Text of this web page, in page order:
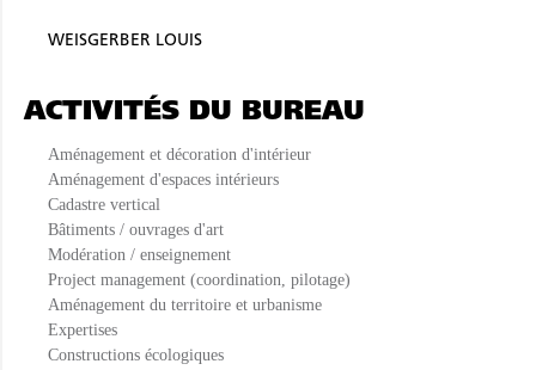
WEISGERBER LOUIS
ACTIVITÉS DU BUREAU
Aménagement et décoration d'intérieur
Aménagement d'espaces intérieurs
Cadastre vertical
Bâtiments / ouvrages d'art
Modération / enseignement
Project management (coordination, pilotage)
Aménagement du territoire et urbanisme
Expertises
Constructions écologiques